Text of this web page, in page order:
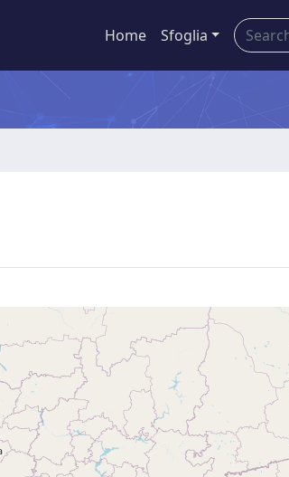
Home Sfoglia